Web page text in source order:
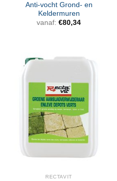
Anti-vocht Grond- en
Keldermuren
vanaf: €80,34
RECTAVIT